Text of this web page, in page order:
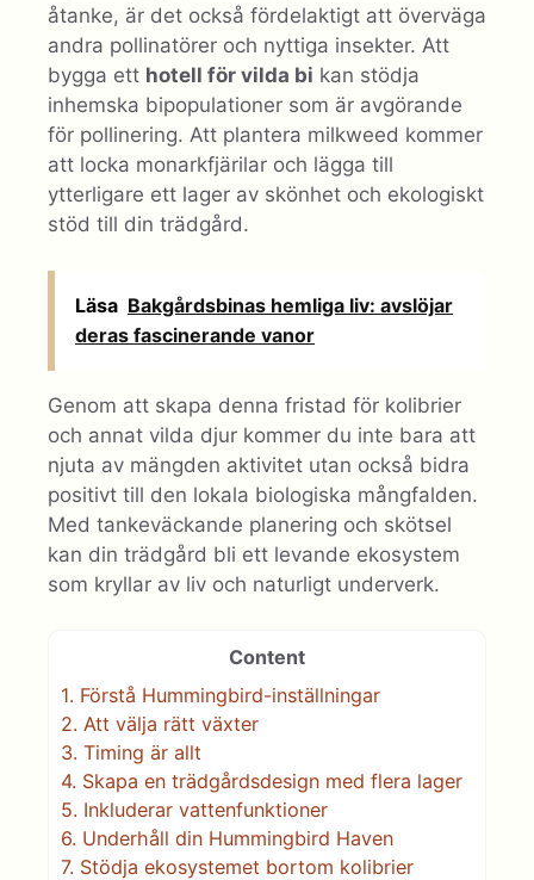
åtanke, är det också fördelaktigt att överväga
andra pollinatörer och nyttiga insekter. Att
bygga ett hotell för vilda bi kan stödja
inhemska bipopulationer som är avgörande
för pollinering. Att plantera milkweed kommer
att locka monarkfjärilar och lägga till
ytterligare ett lager av skönhet och ekologiskt
stöd till din trädgård.
Läsa Bakgårdsbinas hemliga liv: avslöjar
deras fascinerande vanor
Genom att skapa denna fristad för kolibrier
och annat vilda djur kommer du inte bara att
njuta av mängden aktivitet utan också bidra
positivt till den lokala biologiska mångfalden.
Med tankeväckande planering och skötsel
kan din trädgård bli ett levande ekosystem
som kryllar av liv och naturligt underverk.
Content
1. Förstå Hummingbird-inställningar
2. Att välja rätt växter
3. Timing är allt
4. Skapa en trädgårdsdesign med flera lager
5. Inkluderar vattenfunktioner
6. Underhåll din Hummingbird Haven
7. Stödja ekosystemet bortom kolibrier